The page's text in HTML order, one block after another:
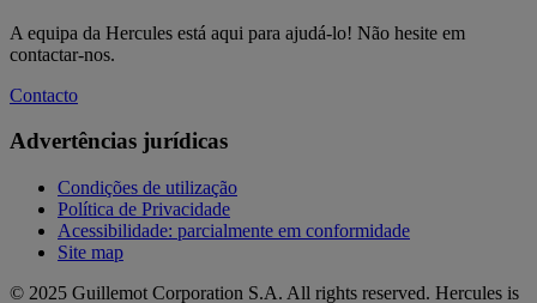
A equipa da Hercules está aqui para ajudá-lo! Não hesite em
contactar-nos.
Contacto
Advertências jurídicas
Condições de utilização
Política de Privacidade
Acessibilidade: parcialmente em conformidade
Site map
© 2025 Guillemot Corporation S.A. All rights reserved. Hercules is